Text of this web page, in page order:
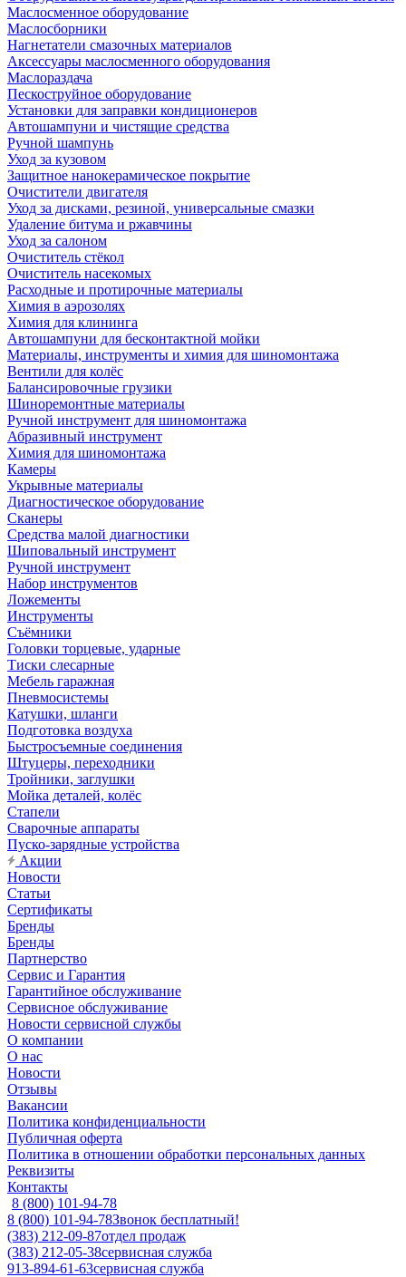
Маслосменное оборудование
Маслосборники
Нагнетатели смазочных материалов
Аксессуары маслосменного оборудования
Маслораздача
Пескоструйное оборудование
Установки для заправки кондиционеров
Автошампуни и чистящие средства
Ручной шампунь
Уход за кузовом
Защитное нанокерамическое покрытие
Очистители двигателя
Уход за дисками, резиной, универсальные смазки
Удаление битума и ржавчины
Уход за салоном
Очиститель стёкол
Очиститель насекомых
Расходные и протирочные материалы
Химия в аэрозолях
Химия для клининга
Автошампуни для бесконтактной мойки
Материалы, инструменты и химия для шиномонтажа
Вентили для колёс
Балансировочные грузики
Шиноремонтные материалы
Ручной инструмент для шиномонтажа
Абразивный инструмент
Химия для шиномонтажа
Камеры
Укрывные материалы
Диагностическое оборудование
Сканеры
Средства малой диагностики
Шиповальный инструмент
Ручной инструмент
Набор инструментов
Ложементы
Инструменты
Съёмники
Головки торцевые, ударные
Тиски слесарные
Мебель гаражная
Пневмосистемы
Катушки, шланги
Подготовка воздуха
Быстросъемные соединения
Штуцеры, переходники
Тройники, заглушки
Мойка деталей, колёс
Стапели
Сварочные аппараты
Пуско-зарядные устройства
Акции
Новости
Статьи
Сертификаты
Бренды
Бренды
Партнерство
Сервис и Гарантия
Гарантийное обслуживание
Сервисное обслуживание
Новости сервисной службы
О компании
О нас
Новости
Отзывы
Вакансии
Политика конфиденциальности
Публичная оферта
Политика в отношении обработки персональных данных
Реквизиты
Контакты
8 (800) 101-94-78
8 (800) 101-94-78Звонок бесплатный!
(383) 212-09-87отдел продаж
(383) 212-05-38сервисная служба
913-894-61-63сервисная служба